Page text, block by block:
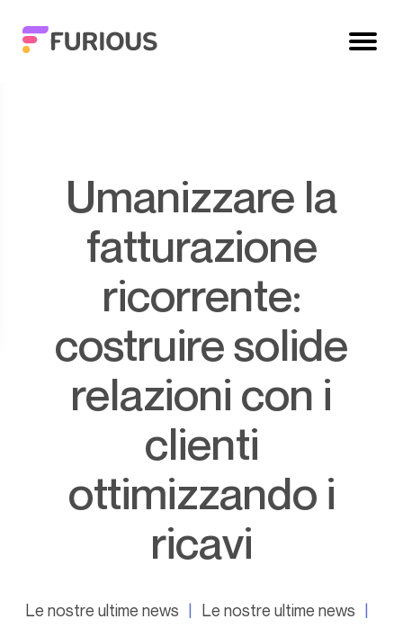
Umanizzare la
fatturazione
ricorrente:
costruire solide
relazioni con i
clienti
ottimizzando i
ricavi
Le nostre ultime news
Le nostre ultime news